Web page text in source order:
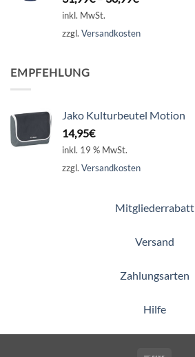
inkl. MwSt.
zzgl. Versandkosten
EMPFEHLUNG
Jako Kulturbeutel Motion
14,95€
inkl. 19 % MwSt.
zzgl. Versandkosten
Mitgliederrabatt
Versand
Zahlungsarten
Hilfe